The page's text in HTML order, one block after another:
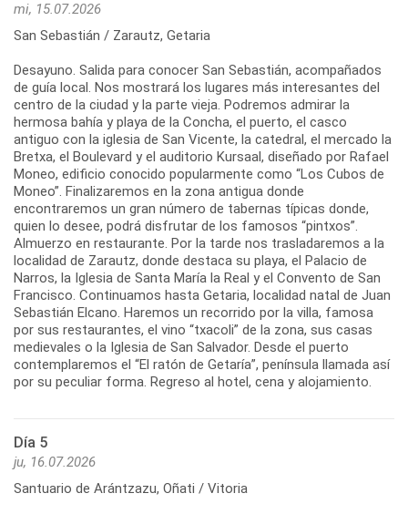
mi, 15.07.2026
San Sebastián / Zarautz, Getaria
Desayuno. Salida para conocer San Sebastián, acompañados
de guía local. Nos mostrará los lugares más interesantes del
centro de la ciudad y la parte vieja. Podremos admirar la
hermosa bahía y playa de la Concha, el puerto, el casco
antiguo con la iglesia de San Vicente, la catedral, el mercado la
Bretxa, el Boulevard y el auditorio Kursaal, diseñado por Rafael
Moneo, edificio conocido popularmente como “Los Cubos de
Moneo”. Finalizaremos en la zona antigua donde
encontraremos un gran número de tabernas típicas donde,
quien lo desee, podrá disfrutar de los famosos “pintxos”.
Almuerzo en restaurante. Por la tarde nos trasladaremos a la
localidad de Zarautz, donde destaca su playa, el Palacio de
Narros, la Iglesia de Santa María la Real y el Convento de San
Francisco. Continuamos hasta Getaria, localidad natal de Juan
Sebastián Elcano. Haremos un recorrido por la villa, famosa
por sus restaurantes, el vino “txacoli” de la zona, sus casas
medievales o la Iglesia de San Salvador. Desde el puerto
contemplaremos el “El ratón de Getaría”, península llamada así
por su peculiar forma. Regreso al hotel, cena y alojamiento.
Día 5
ju, 16.07.2026
Santuario de Arántzazu, Oñati / Vitoria